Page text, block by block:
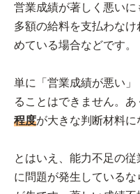
営業成績が著しく悪い
多額の給料を支払わな
めている場合などです。
単に「営業成績が悪い
ることはできません。あ
程度が大きな判断材料に
とはいえ、能力不足の
に問題が発生している